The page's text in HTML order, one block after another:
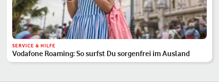
SERVICE & HILFE
Vodafone Roaming: So surfst Du sorgenfrei im Ausland